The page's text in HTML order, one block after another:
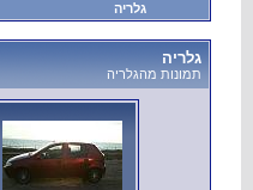
גלריה
גלריה
תמונות מהגלריה